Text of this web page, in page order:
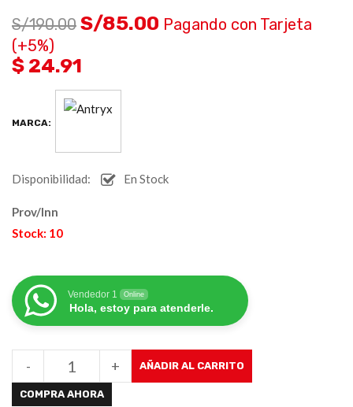
S/190.00 S/85.00 Pagando con Tarjeta
(+5%)
$ 24.91
MARCA:
Disponibilidad: En Stock
Prov/Inn
Stock: 10
Vendedor 1 Online
Hola, estoy para atenderle.
+
- AÑADIR AL CARRITO
COMPRA AHORA